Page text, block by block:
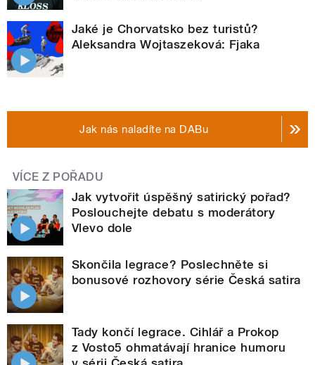
Jaké je Chorvatsko bez turistů?
Aleksandra Wojtaszeková: Fjaka
Jak nás naladíte na DABu
VÍCE Z POŘADU
Jak vytvořit úspěšný satirický pořad?
Poslouchejte debatu s moderátory
Vlevo dole
Skončila legrace? Poslechněte si
bonusové rozhovory série Česká satira
Tady končí legrace. Cihlář a Prokop
z Vosto5 ohmatávají hranice humoru